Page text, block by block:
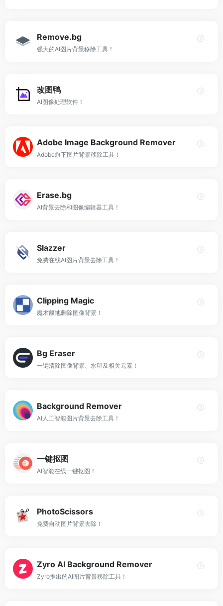
Remove.bg
强大的AI图片背景移除工具！
改图鸭
AI图像处理软件！
Adobe Image Background Remover
Adobe旗下图片背景移除工具！
Erase.bg
AI背景去除和图像编辑器工具！
Slazzer
免费在线AI图片背景去除工具！
Clipping Magic
魔术般地删除图像背景！
Bg Eraser
一键清除图像背景、水印及相关元素！
Background Remover
AI人工智能图片背景去除工具！
一键抠图
AI智能在线一键抠图！
PhotoScissors
免费自动图片背景去除！
Zyro AI Background Remover
Zyro推出的AI图片背景移除工具！